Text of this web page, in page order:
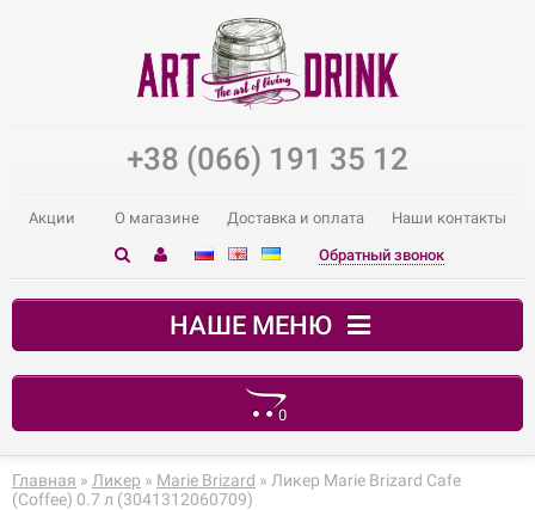
+38 (066) 191 35 12
Акции О магазине Доставка и оплата Наши контакты
Обратный звонок
НАШЕ МЕНЮ
0
В корзине пусто!
Главная » Ликер » Marie Brizard » Ликер Marie Brizard Cafe
(Coffee) 0.7 л (3041312060709)